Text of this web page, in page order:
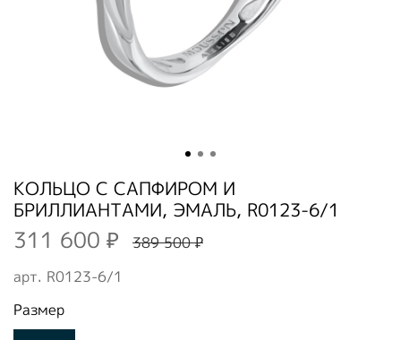
арт. R0123-6/1
КОЛЬЦО С САПФИРОМ И
БРИЛЛИАНТАМИ, ЭМАЛЬ, R0123-6/1
311 600 ₽ 389 500 ₽
Размер